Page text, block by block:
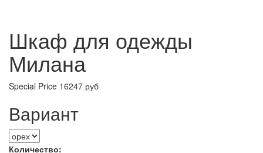
Шкаф для одежды
Милана
Special Price 16247 руб
Вариант
Количество: